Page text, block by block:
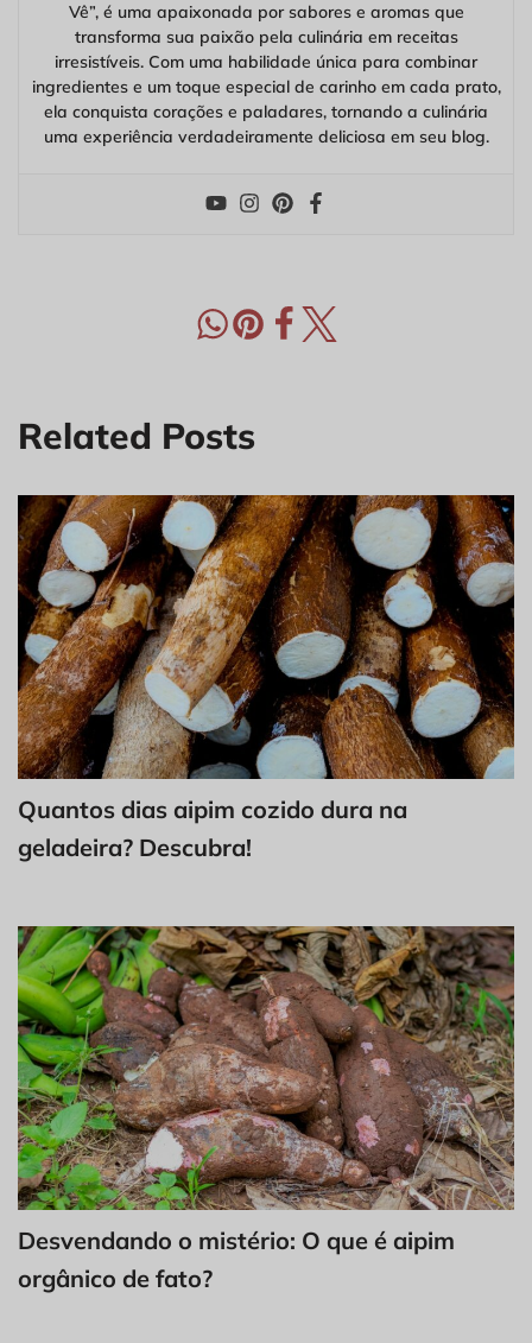
Vê”, é uma apaixonada por sabores e aromas que
transforma sua paixão pela culinária em receitas
irresistíveis. Com uma habilidade única para combinar
ingredientes e um toque especial de carinho em cada prato,
ela conquista corações e paladares, tornando a culinária
uma experiência verdadeiramente deliciosa em seu blog.
Related Posts
Quantos dias aipim cozido dura na
geladeira? Descubra!
Desvendando o mistério: O que é aipim
orgânico de fato?